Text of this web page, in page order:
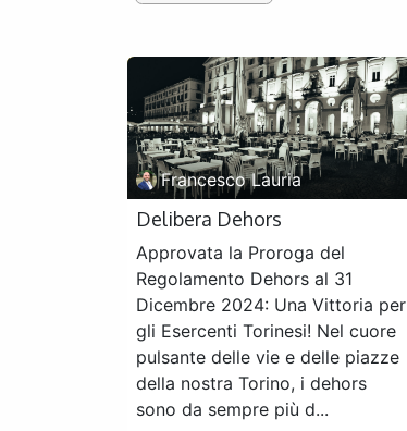
Francesco Lauria
Delibera Dehors
Approvata la Proroga del
Regolamento Dehors al 31
Dicembre 2024: Una Vittoria per
gli Esercenti Torinesi! Nel cuore
pulsante delle vie e delle piazze
della nostra Torino, i dehors
sono da sempre più d...